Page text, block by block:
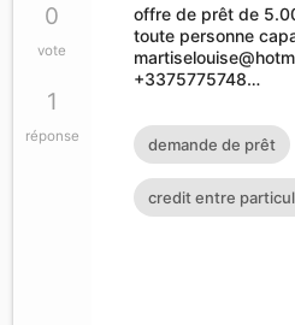
0
vote
1
réponse
offre de prêt de
toute personne
+3375775748…
demande de prêt
credit entre